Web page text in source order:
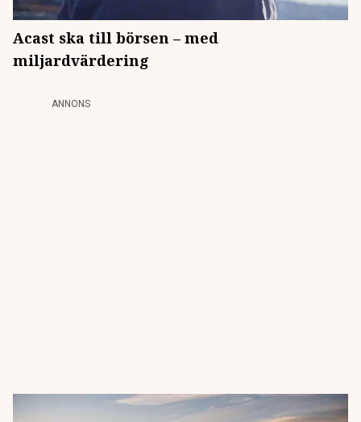
Acast ska till börsen – med
miljardvärdering
ANNONS